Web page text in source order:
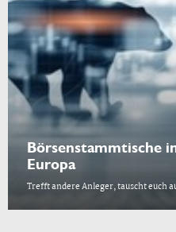
Börsenstammtische
Europa
Trefft andere Anleger, tauscht euch